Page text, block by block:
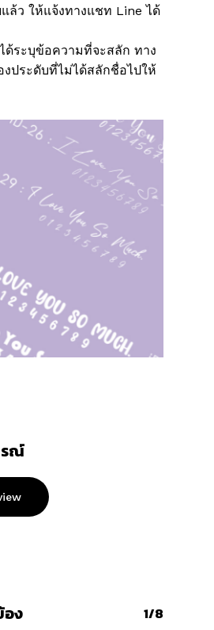
แล้ว ให้แจ้งทางแชท Line ได้
ด้ระบุข้อความที่จะสลัก ทาง
งประดับที่ไม่ได้สลักชื่อไปให้
รณ์
ง 1/8